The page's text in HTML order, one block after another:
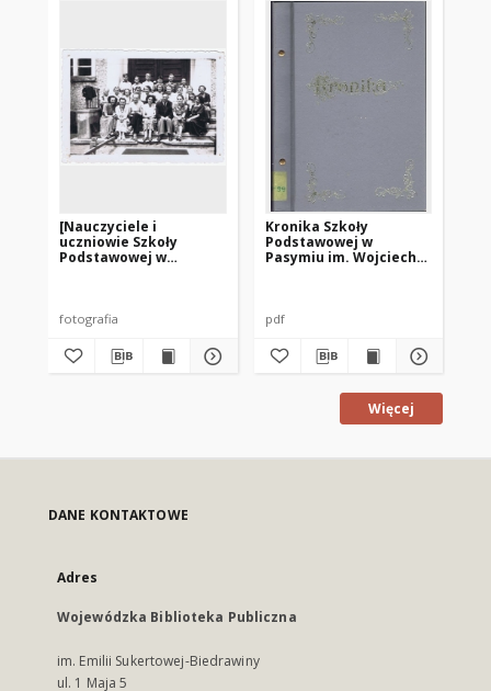
[Nauczyciele i
uczniowie Szkoły
Podstawowej w
fotografia
Kronika Szkoły
Podstawowej w
Pasymiu im. Wojciecha
pdf
Więcej
DANE KONTAKTOWE
Adres
Wojewódzka Biblioteka Publiczna
im. Emilii Sukertowej-Biedrawiny
ul. 1 Maja 5